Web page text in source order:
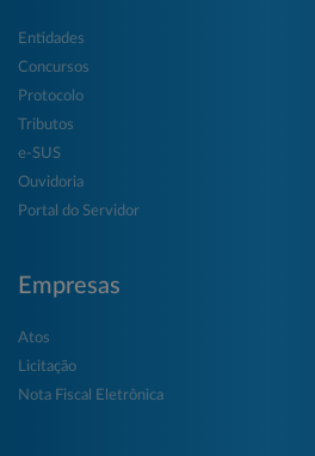
Entidades
Concursos
Protocolo
Tributos
e-SUS
Ouvidoria
Portal do Servidor
Empresas
Atos
Licitação
Nota Fiscal Eletrônica